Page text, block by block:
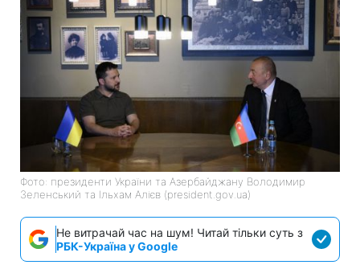
Фото: президенти України та Азербайджану Володимир
Зеленський та Ільхам Алієв (president.gov.ua)
Не витрачай час на шум! Читай тільки суть з
РБК-Україна у Google